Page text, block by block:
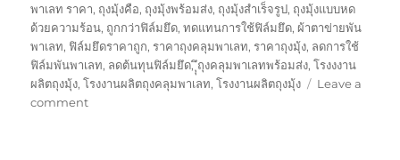
พาเลท ราคา, ถุงมุ้งคือ, ถุงมุ้งพร้อมส่ง, ถุงมุ้งสำเร็จรูป, ถุงมุ้งแบบหด
ด้วยความร้อน, ถูกกว่าฟิล์มยึด,ทดแทนการใช้ฟิล์มยึด, ผ้าตาข่ายพัน
พาเลท, ฟิล์มยึดราคาถูก,ราคาถุงคลุมพาเลท,ราคาถุงมุ้ง, ลดการใช้
ฟิล์มพันพาเลท, ลดต้นทุนฟิล์มยึด,ุุึถุงคลุมพาเลทพร้อมส่ง,โรงงงาน
ผลิตถุงมุ้ง,โรงงานผลิตถุงคลุมพาเลท,โรงงานผลิตถุงมุ้ง
Leave a
commenton